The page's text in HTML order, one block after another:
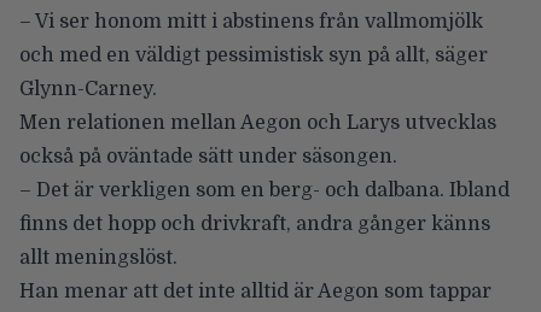
– Vi ser honom mitt i abstinens från vallmomjölk
och med en väldigt pessimistisk syn på allt, säger
Glynn-Carney.
Men relationen mellan Aegon och Larys utvecklas
också på oväntade sätt under säsongen.
– Det är verkligen som en berg- och dalbana. Ibland
finns det hopp och drivkraft, andra gånger känns
allt meningslöst.
Han menar att det inte alltid är Aegon som tappar